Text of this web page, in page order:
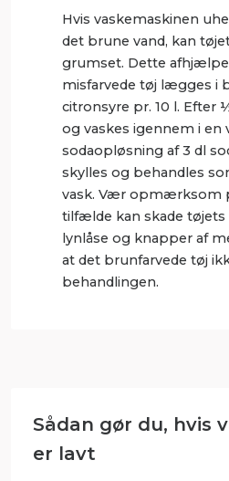
Hvis vaskemaskinen
det brune vand, kan
grumset. Dette
misfarvede tøj lægges i
citronsyre pr. 10 l. Efter
og vaskes igennem i en
sodaopløsning af 3 dl
skylles og behandles
vask. Vær opmærksom
tilfælde kan skade tøjets
lynlåse og knapper af
at det brunfarvede tøj
behandlingen.
Sådan gør du, hvis
er lavt